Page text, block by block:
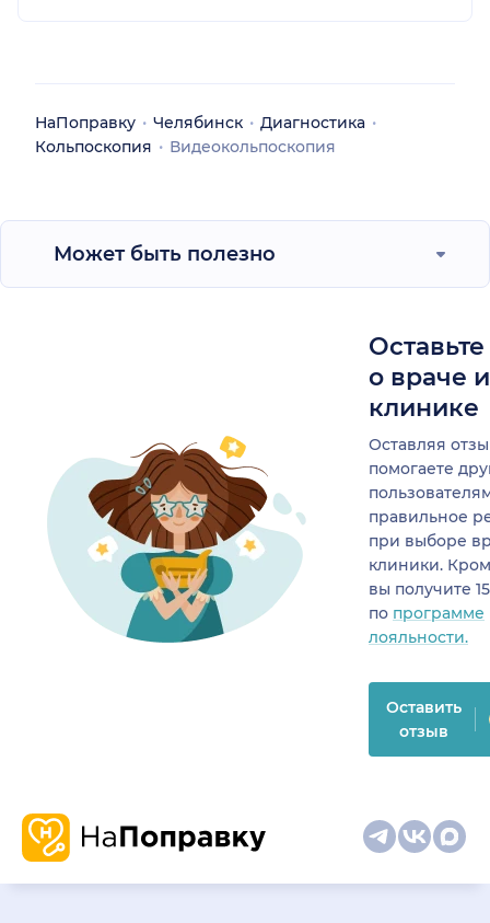
НаПоправку Челябинск
Диагностика
Кольпоскопия
Видеокольпоскопия
Может быть полезно
о враче
клинике
Оставляя
помогаете
правильное
при выборе
клиники.
вы получите
по программе
лояльности.
Оставить
отзыв